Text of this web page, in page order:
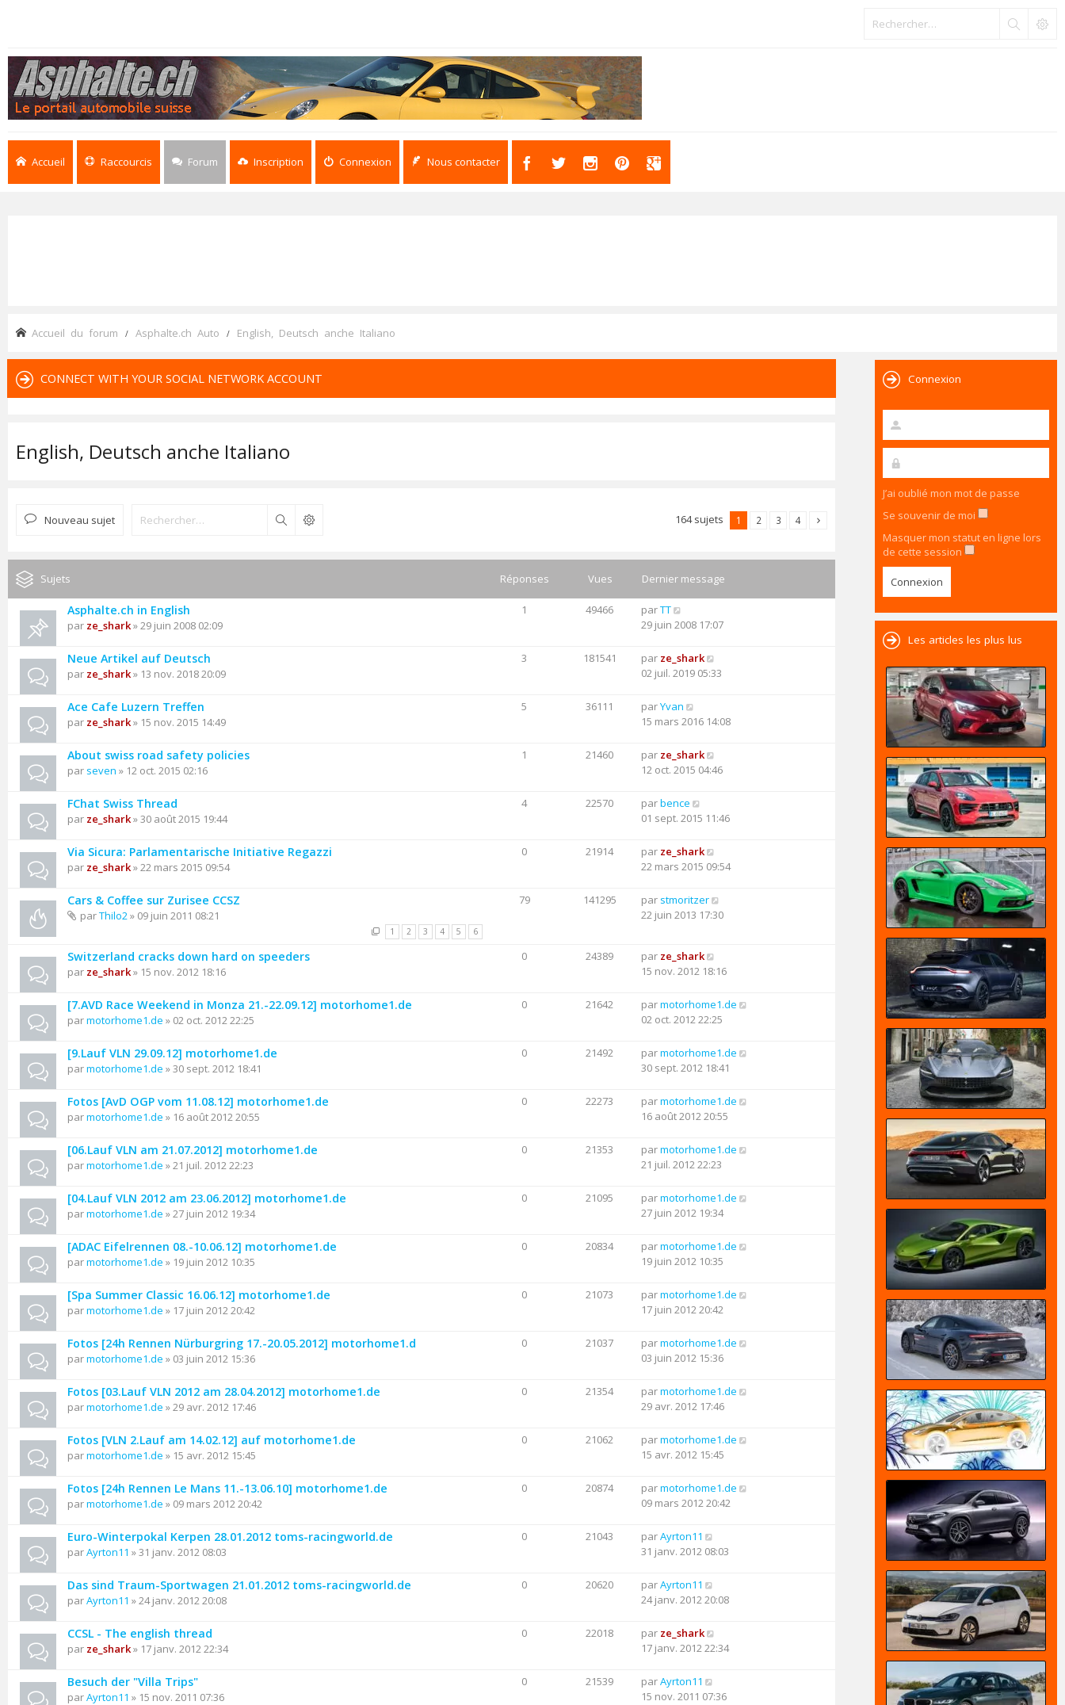
Accueil Raccourcis Forum Inscription Connexion Nous contacter
Accueil du forum Asphalte.ch Auto English, Deutsch anche Italiano
CONNECT WITH YOUR SOCIAL NETWORK ACCOUNT
English, Deutsch anche Italiano
Nouveau sujet Rechercher 164 sujets 1 2 3 4
Sujets Réponses Vues Dernier message
Asphalte.ch in English
par ze_shark» 29 juin 2008 02:09
1 49466 parTT
29 juin 2008 17:07
Neue Artikel auf Deutsch
par ze_shark» 13 nov. 2018 20:09
3 181541 par ze_shark
02 juil. 2019 05:33
Ace Cafe Luzern Treffen
par ze_shark» 15 nov. 2015 14:49
5 36111 parYvan
15 mars 2016 14:08
About swiss road safety policies
par seven » 12 oct. 2015 02:16
1 21460 par ze_shark
12 oct. 2015 04:46
FChat Swiss Thread
par ze_shark» 30 août 2015 19:44
4 22570 parbence
01 sept. 2015 11:46
Via Sicura: Parlamentarische Initiative Regazzi
par ze_shark» 22 mars 2015 09:54
0 21914 par ze_shark
22 mars 2015 09:54
Cars & Coffee sur Zurisee CCSZ
parThilo2» 09 juin 2011 08:21
1 2 3 4 5 6
79 141295 par stmoritzer
22 juin 2013 17:30
Switzerland cracks down hard on speeders
par ze_shark» 15 nov. 2012 18:16
0 24389 par ze_shark
15 nov. 2012 18:16
[7.AVD Race Weekend in Monza 21.-22.09.12] motorhome1.de
parmotorhome1.de » 02 oct. 2012 22:25
0 21642 parmotorhome1.de
02 oct. 2012 22:25
[9.Lauf VLN 29.09.12] motorhome1.de
parmotorhome1.de » 30 sept. 2012 18:41
0 21492 parmotorhome1.de
30 sept. 2012 18:41
Fotos [AvD OGP vom 11.08.12] motorhome1.de
parmotorhome1.de » 16 août 2012 20:55
0 22273 parmotorhome1.de
16 août 2012 20:55
[06.Lauf VLN am 21.07.2012] motorhome1.de
parmotorhome1.de » 21 juil. 2012 22:23
0 21353 parmotorhome1.de
21 juil. 2012 22:23
[04.Lauf VLN 2012 am 23.06.2012] motorhome1.de
parmotorhome1.de » 27 juin 2012 19:34
0 21095 parmotorhome1.de
27 juin 2012 19:34
[ADAC Eifelrennen 08.-10.06.12] motorhome1.de
parmotorhome1.de » 19 juin 2012 10:35
0 20834 parmotorhome1.de
19 juin 2012 10:35
[Spa Summer Classic 16.06.12] motorhome1.de
parmotorhome1.de » 17 juin 2012 20:42
0 21073 parmotorhome1.de
17 juin 2012 20:42
Fotos [24h Rennen Nürburgring 17.-20.05.2012] motorhome1.d
parmotorhome1.de » 03 juin 2012 15:36
0 21037 parmotorhome1.de
03 juin 2012 15:36
Fotos [03.Lauf VLN 2012 am 28.04.2012] motorhome1.de
parmotorhome1.de » 29 avr. 2012 17:46
0 21354 parmotorhome1.de
29 avr. 2012 17:46
Fotos [VLN 2.Lauf am 14.02.12] auf motorhome1.de
parmotorhome1.de » 15 avr. 2012 15:45
0 21062 parmotorhome1.de
15 avr. 2012 15:45
Fotos [24h Rennen Le Mans 11.-13.06.10] motorhome1.de
parmotorhome1.de » 09 mars 2012 20:42
0 20874 parmotorhome1.de
09 mars 2012 20:42
Euro-Winterpokal Kerpen 28.01.2012 toms-racingworld.de
parAyrton11 » 31 janv. 2012 08:03
0 21043 parAyrton11
31 janv. 2012 08:03
Das sind Traum-Sportwagen 21.01.2012 toms-racingworld.de
parAyrton11 » 24 janv. 2012 20:08
0 20620 parAyrton11
24 janv. 2012 20:08
CCSL - The english thread
par ze_shark» 17 janv. 2012 22:34
0 22018 par ze_shark
17 janv. 2012 22:34
Besuch der "Villa Trips"
parAyrton11 » 15 nov. 2011 07:36
0 21539 parAyrton11
15 nov. 2011 07:36
Connexion
J’ai oublié mon mot de passe
Se souvenir de moi
Masquer mon statut en ligne lors
de cette session
Les articles les plus lus